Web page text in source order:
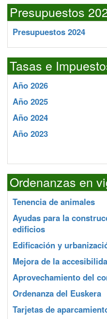
Presupuestos
Presupuestos 2024
Tasas e
Año 2026
Año 2025
Año 2024
Año 2023
Ordenanzas en
Tenencia de animales
Ayudas para la
edificios
Edificación y
Mejora de la
Aprovechamiento del
Ordenanza del Euskera
Tarjetas de